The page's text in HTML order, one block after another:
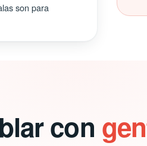
son para
con